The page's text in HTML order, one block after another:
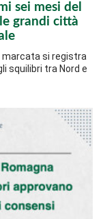
sei mesi del
grandi città
marcata si registra
squilibri tra Nord e